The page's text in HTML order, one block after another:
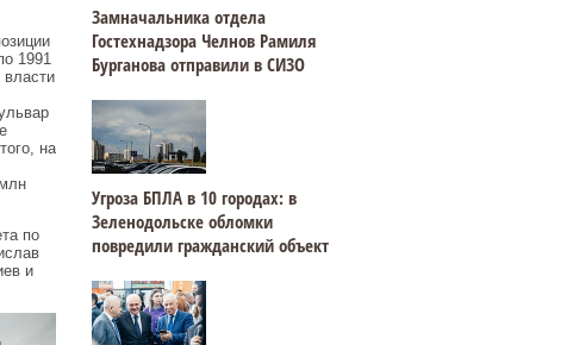
1991
на
по
и
Замначальника отдела
Гостехнадзора Челнов Рамиля
Бурганова отправили в СИЗО
Угроза БПЛА в 10 городах: в
Зеленодольске обломки
повредили гражданский объект